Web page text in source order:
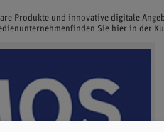
Produkte und innovative digitale
Sie hier in der